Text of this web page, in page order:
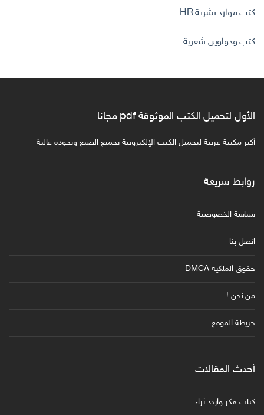
كتب موارد بشرية HR
كتب ودواوين شعرية
الأول لتحميل الكتب الموثوقة pdf مجانا
أكبر مكتبة عربية لتحميل الكتب الإلكترونية بجميع الصيغ وبجودة عالية
روابط سريعة
سياسة الخصوصية
اتصل بنا
حقوق الملكية DMCA
من نحن !
خريطة الموقع
أحدث المقالات
كتاب فكر وازدد ثراء